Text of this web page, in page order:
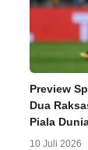
Preview
Dua
Piala
10 Juli 2026